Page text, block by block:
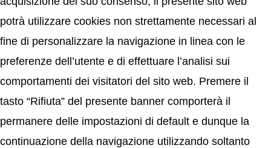
potrà utilizzare cookies non strettamente necessari al
fine di personalizzare la navigazione in linea con le
preferenze dell’utente e di effettuare l’analisi sui
comportamenti dei visitatori del sito web. Premere il
tasto “Rifiuta” del presente banner comporterà il
permanere delle impostazioni di default e dunque la
continuazione della navigazione utilizzando soltanto